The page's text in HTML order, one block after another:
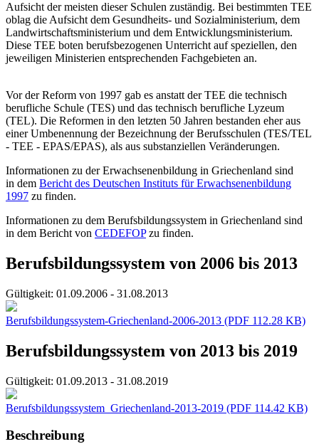
Aufsicht der meisten dieser Schulen zuständig. Bei bestimmten TEE
oblag die Aufsicht dem Gesundheits- und Sozialministerium, dem
Landwirtschafts­ministerium und dem Entwicklungs­ministerium.
Diese TEE boten berufsbezogenen Unterricht auf speziellen, den
jeweiligen Ministerien entsprechenden Fachgebieten an.
Vor der Reform von 1997 gab es anstatt der TEE die technisch
berufliche Schule (TES) und das technisch berufliche Lyzeum
(TEL). Die Reformen in den letzten 50 Jahren bestanden eher aus
einer Umbenennung der Bezeichnung der Berufsschulen (TES/TEL
- TEE - EPAS/EPAS), als aus substanziellen Veränderungen.
Informationen zu der Erwachsenenbildung in Griechenland sind
in dem Bericht des Deutschen Instituts für Erwachsenenbildung
1997 zu finden.
Informationen zu dem Berufsbildungssystem in Griechenland sind
in dem Bericht von CEDEFOPzu finden.
Berufsbildungssystem von 2006 bis 2013
Gültigkeit: 01.09.2006 - 31.08.2013
Berufsbildungssystem-Griechenland-2006-2013 (PDF 112.28 KB)
Berufsbildungssystem von 2013 bis 2019
Gültigkeit: 01.09.2013 - 31.08.2019
Berufsbildungssystem_Griechenland-2013-2019 (PDF 114.42 KB)
Beschreibung